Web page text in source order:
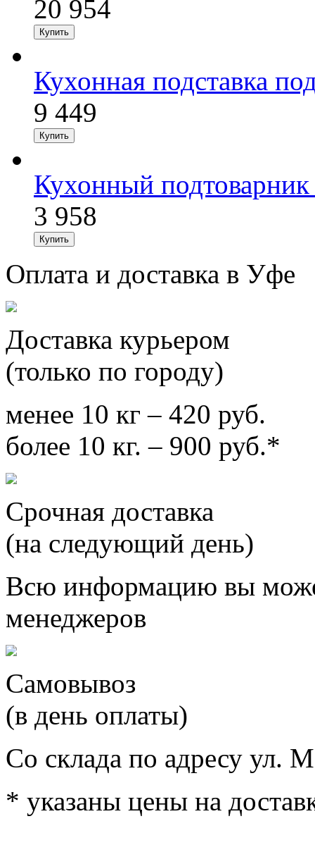
20 954
Кухонная подставка
9 449
Кухонный
3 958
Оплата и доставка в Уфе
Доставка курьером
(только по городу)
менее 10 кг – 420 руб.
более 10 кг. – 900 руб.*
Срочная доставка
(на следующий день)
Всю информацию вы
менеджеров
Самовывоз
(в день оплаты)
Со склада по адресу ул.
* указаны цены на